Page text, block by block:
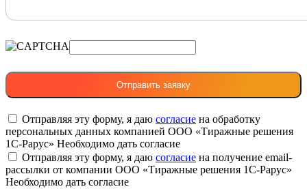
Отправляя эту форму, я даю согласие на обработку
персональных данных компанией ООО «Тиражные решения
1С-Рарус» Необходимо дать согласие
Отправляя эту форму, я даю согласие на получение email-
рассылки от компании ООО «Тиражные решения 1С-Рарус»
Необходимо дать согласие